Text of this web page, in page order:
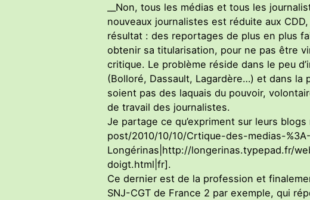
__Non, tous les médias et tous les
nouveaux journalistes est réduite aux
résultat : des reportages de plus en plus
obtenir sa titularisation, pour ne pas être
critique. Le problème réside dans le peu
(Bolloré, Dassault, Lagardère…) et dans
soient pas des laquais du pouvoir,
de travail des journalistes.
Je partage ce qu’expriment sur leurs
post/2010/10/10/Crtique-des-medias-
Longérinas|http://longerinas.typepad.fr/
doigt.html|fr].
Ce dernier est de la profession et
SNJ-CGT de France 2 par exemple, qui